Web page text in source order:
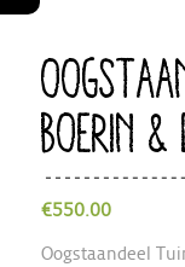
BOERIN
€550.00
Oogstaandeel